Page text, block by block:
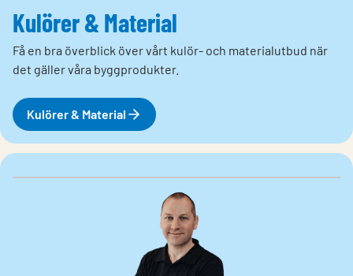
Kulörer & Material
Få en bra överblick över vårt kulör- och materialutbud när
det gäller våra byggprodukter.
Kulörer & Material